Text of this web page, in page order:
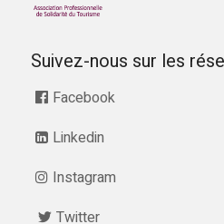
Suivez-nous sur les
Facebook
Linkedin
Instagram
Twitter